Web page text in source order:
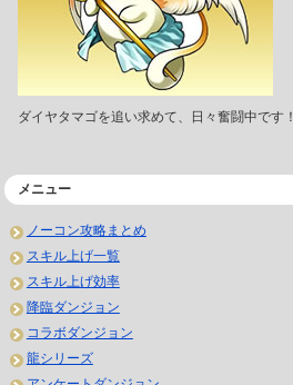
ダイヤタマゴを追い求めて、日々奮闘中です！
メニュー
ノーコン攻略まとめ
スキル上げ一覧
スキル上げ効率
降臨ダンジョン
コラボダンジョン
龍シリーズ